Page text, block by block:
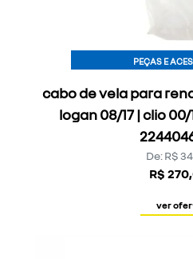
cabo de vela para
logan 08/17 | clio 00/
PEÇAS E
De: R$
R$
ver